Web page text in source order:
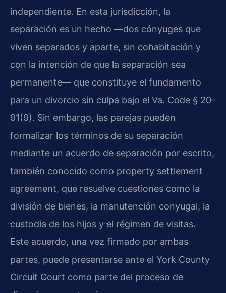
independiente. En esta jurisdicción, la
separación es un hecho —dos cónyuges que
viven separados y aparte, sin cohabitación y
con la intención de que la separación sea
permanente— que constituye el fundamento
para un divorcio sin culpa bajo el Va. Code § 20-
91(9). Sin embargo, las parejas pueden
formalizar los términos de su separación
mediante un acuerdo de separación por escrito,
también conocido como property settlement
agreement, que resuelve cuestiones como la
división de bienes, la manutención conyugal, la
custodia de los hijos y el régimen de visitas.
Este acuerdo, una vez firmado por ambas
partes, puede presentarse ante el York County
Circuit Court como parte del proceso de